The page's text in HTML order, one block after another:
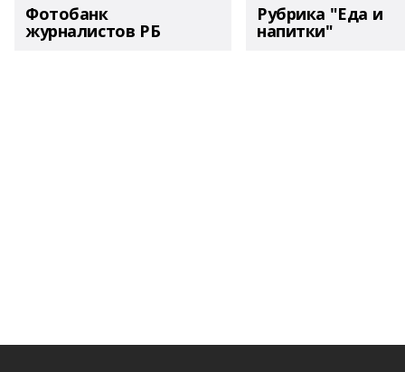
Фотобанк
журналистов РБ
Рубрика "Еда и
напитки"